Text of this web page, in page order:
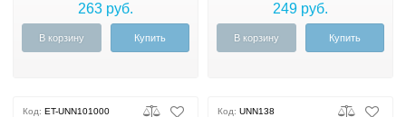
263 руб.
В корзину Купить
249 руб.
В корзину Купить
Код: ET-UNN101000 Код: UNN138